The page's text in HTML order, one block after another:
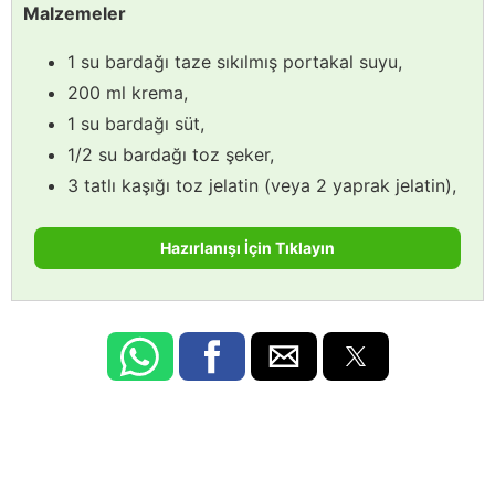
Malzemeler
1 su bardağı taze sıkılmış portakal suyu,
200 ml krema,
1 su bardağı süt,
1/2 su bardağı toz şeker,
3 tatlı kaşığı toz jelatin (veya 2 yaprak jelatin),
Hazırlanışı İçin Tıklayın